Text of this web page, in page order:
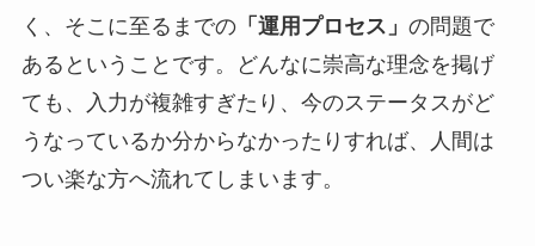
く、そこに至るまでの「運用プロセス」 の問題で
あるということです。どんなに崇高な理念を掲げ
ても、入力が複雑すぎたり、今のステータスがど
うなっているか分からなかったりすれば、人間は
つい楽な方へ流れてしまいます。